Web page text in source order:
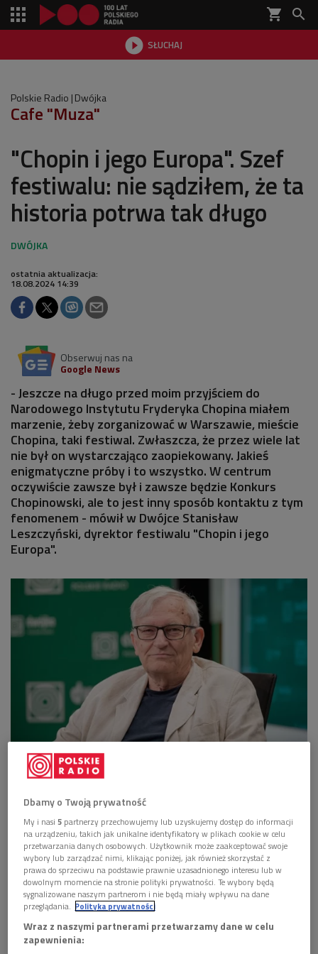
shopping_cart 
 SŁUCHAJ

Polskie Radio Dwójka
Cafe "Muza"
"Chopin i jego Europa". Szef
festiwalu: nie sądziłem, że ta
historia potrwa tak długo
ostatnia aktualizacja:
18.08.2024 14:39
Obserwuj nas na
Google News
- Jeszcze na długo przed moim przyjściem do
Narodowego Instytutu Fryderyka Chopina miałem
marzenie, żeby zorganizować w Warszawie, mieście
Chopina, taki festiwal. Zwłaszcza, że przez wiele lat
nie był on wystarczająco zaopiekowany. Jakieś
enigmatyczne próby i to wszystko. W centrum
oczywiście zawsze był i zawsze będzie Konkurs
Chopinowski, ale to jest inny sposób kontaktu z tym
fenomenem - mówił w Dwójce Stanisław
Leszczyński, dyrektor festiwalu "Chopin i jego
Europa".
Stanisław Leszczyński kieruje festiwalem "Chopin i jego Europa" od początku
jego istnienia Foto: Henryk Leszczyński/PR
W sobotę 17 sierpnia chopinowskim recitalem Erica
Guo na instrumencie historycznym i nadzwyczajnym
koncertem Fabio Biondiego i Paoli Poncet rozpoczął
się 20. Międzynarodowy Festiwal Muzyczny "Chopin i
jego Europa".
Jego jubileuszowa, 20. odsłona potrwa 3 tygodnie i
przyniesie nam ponad 40 koncertów z udziałem
kilkuset artystów z Polski i ze świata.
Organizatorem wydarzenia jest Narodowy Instytut
Dbamy o Twoją prywatność
My i nasi5 partnerzy przechowujemy lub uzyskujemy dostęp do informacji
na urządzeniu, takich jak unikalne identyfikatory w plikach cookie w celu
przetwarzania danych osobowych. Użytkownik może zaakceptować swoje
wybory lub zarządzać nimi, klikając poniżej, jak również skorzystać z
prawa do sprzeciwu na podstawie prawnie uzasadnionego interesu lub w
dowolnym momencie na stronie polityki prywatności. Te wybory będą
sygnalizowane naszym partnerom i nie będą miały wpływu na dane
przeglądania. Polityka prywatności
Wraz z naszymi partnerami przetwarzamy dane w celu
zapewnienia: